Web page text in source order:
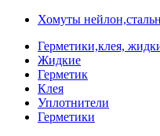
Хомуты
Герметики,клея,
Жидкие
Герметик
Клея
Уплотнители
Герметики